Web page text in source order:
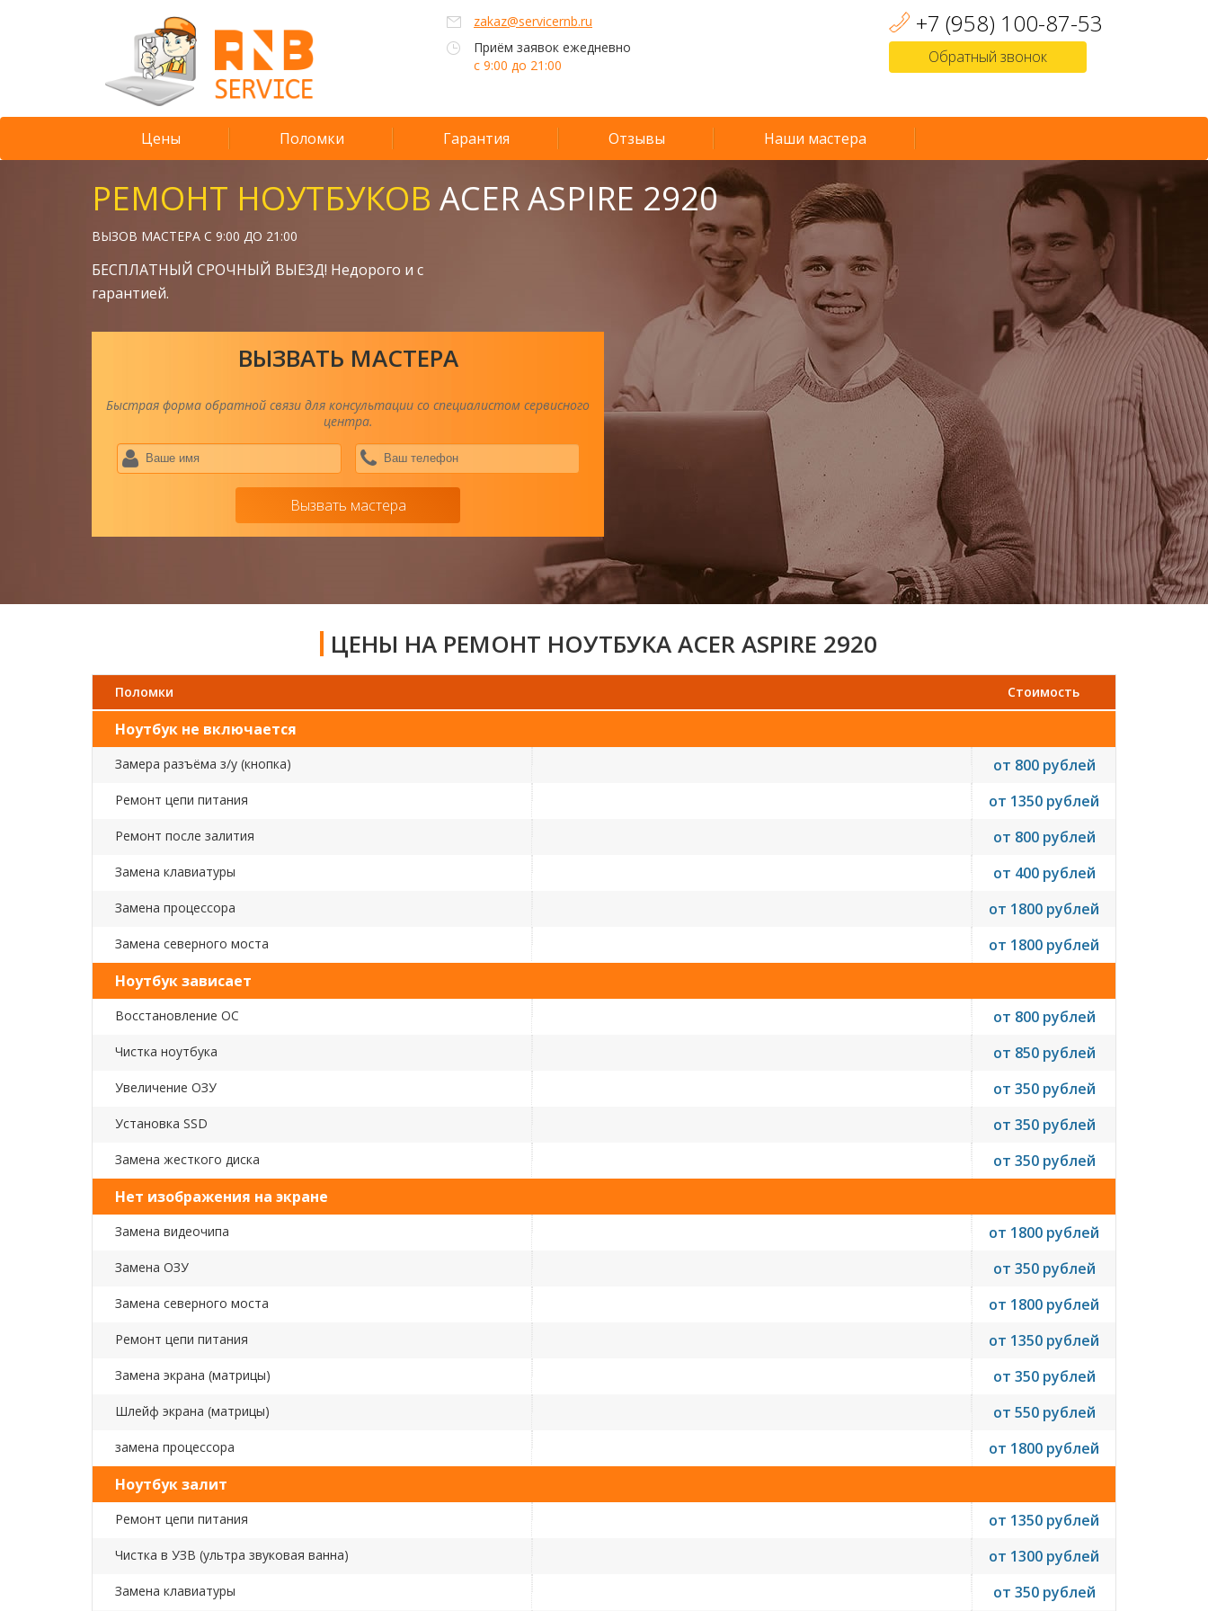
zakaz@servicernb.ru
Приём заявок ежедневно
с 9:00 до 21:00
+7 (958) 100-87-53
Обратный звонок
Цены Поломки Гарантия Отзывы Наши мастера
РЕМОНТ НОУТБУКОВ ACER ASPIRE 2920
ВЫЗОВ МАСТЕРА С 9:00 ДО 21:00
БЕСПЛАТНЫЙ СРОЧНЫЙ ВЫЕЗД! Недорого и с
гарантией.
ВЫЗВАТЬ МАСТЕРА
Быстрая форма обратной связи для консультации со специалистом сервисного
центра.
Ваше
имя
*
Вызвать мастера
ЦЕНЫ НА РЕМОНТ НОУТБУКА ACER ASPIRE 2920
Поломки Стоимость
Ноутбук не включается
Замера разъёма з/у (кнопка) от 800 рублей
Ремонт цепи питания от 1350 рублей
Ремонт после залития от 800 рублей
Замена клавиатуры от 400 рублей
Замена процессора от 1800 рублей
Замена северного моста
от 1800 рублей
Ноутбук зависает
Восстановление ОС от 800 рублей
Чистка ноутбука от 850 рублей
Увеличение ОЗУ от 350 рублей
Установка SSD от 350 рублей
Замена жесткого диска
от 350 рублей
Нет изображения на экране
Замена видеочипа от 1800 рублей
Замена ОЗУ от 350 рублей
Замена северного моста от 1800 рублей
Ремонт цепи питания от 1350 рублей
Замена экрана (матрицы) от 350 рублей
Шлейф экрана (матрицы) от 550 рублей
замена процессора
от 1800 рублей
Ноутбук залит
Ремонт цепи питания от 1350 рублей
Чистка в УЗВ (ультра звуковая ванна) от 1300 рублей
Замена клавиатуры от 350 рублей